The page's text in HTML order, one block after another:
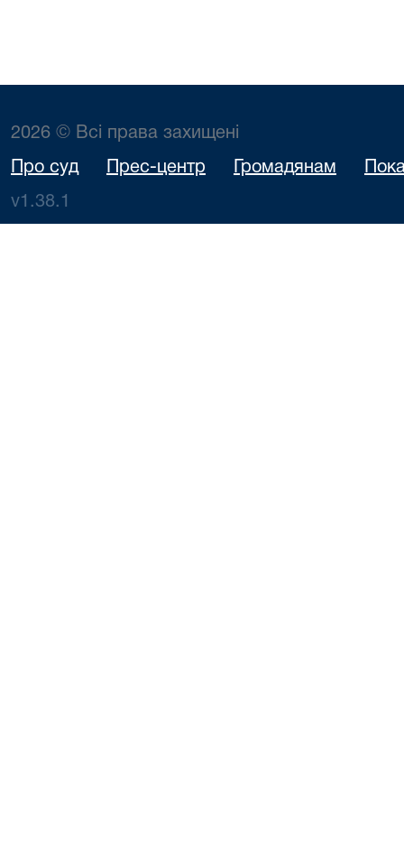
2026 © Всі права захищені
Про суд Прес-центр Громадянам
v1.38.1